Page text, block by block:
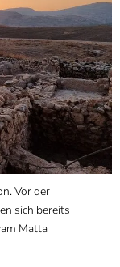
Vor der
sich bereits
Matta